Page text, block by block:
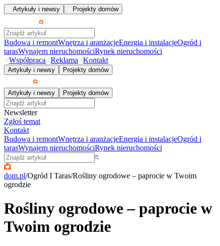
Artykuły i newsy Projekty domów
Budowa i remontWnętrza i aranżacjeEnergia i instalacjeOgród i
tarasWynajem nieruchomościRynek nieruchomości
Współpraca
Reklama Kontakt
Artykuły i newsy Projekty domów
Artykuły i newsy Projekty domów
Newsletter
Zgłoś temat
Kontakt
Budowa i remontWnętrza i aranżacjeEnergia i instalacjeOgród i
tarasWynajem nieruchomościRynek nieruchomości
dom.pl/Ogród I Taras/Rośliny ogrodowe – paprocie w Twoim
ogrodzie
Rośliny ogrodowe – paprocie w
Twoim ogrodzie